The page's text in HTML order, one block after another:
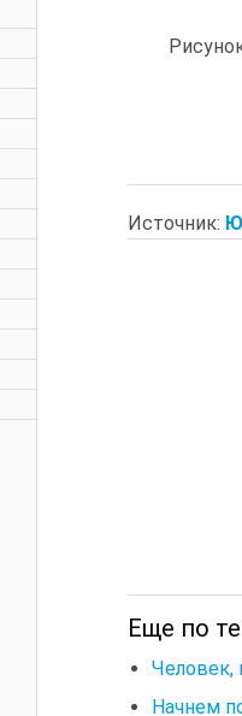
Источник:
Еще по
Человек,
Начнем